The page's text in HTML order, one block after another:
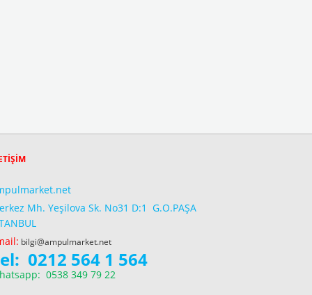
Mh. Yeşilova Sk. No31 D:1 G.O.PAŞA
bilgi@ampulmarket.net
0212 564 1 564
0538 349 79 22